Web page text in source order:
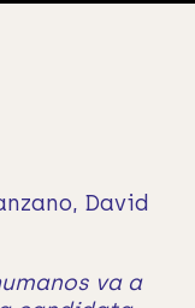
David
va a